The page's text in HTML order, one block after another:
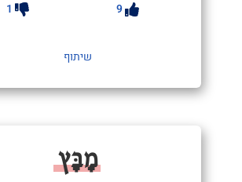
9
1
שיתוף
מָבָּץ